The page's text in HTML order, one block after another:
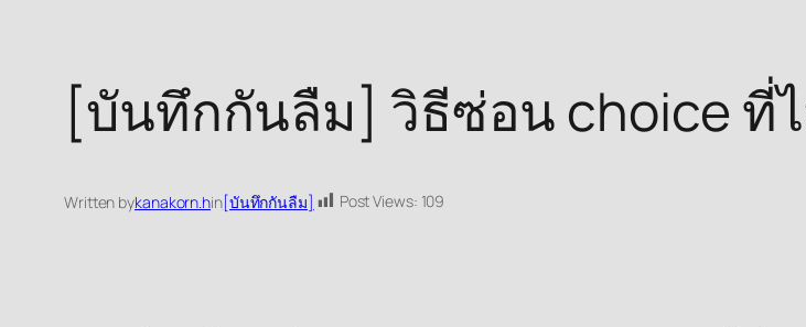
[บันทึกกันลืม] วิธีซ่อน choice ที่
Written bykanakorn.hin[บันทึกกันลืม] Post Views: 109